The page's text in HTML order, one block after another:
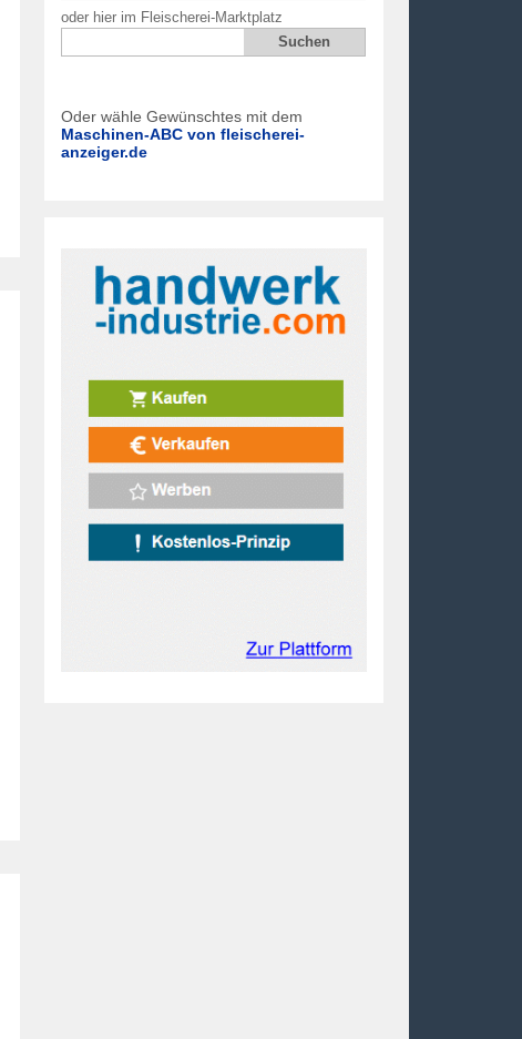
oder hier im Fleischerei-Marktplatz
Oder wähle Gewünschtes mit dem
Maschinen-ABC von fleischerei-
anzeiger.de